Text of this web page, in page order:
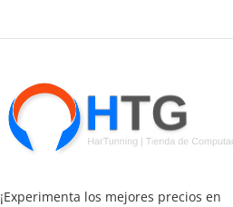
¡Experimenta los mejores precios en